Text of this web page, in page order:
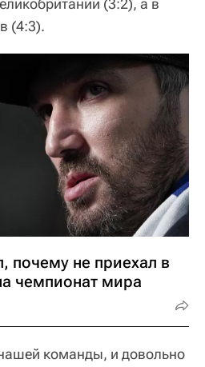
(4:3).
почему не приехал в
чемпионат мира
команды, и довольно